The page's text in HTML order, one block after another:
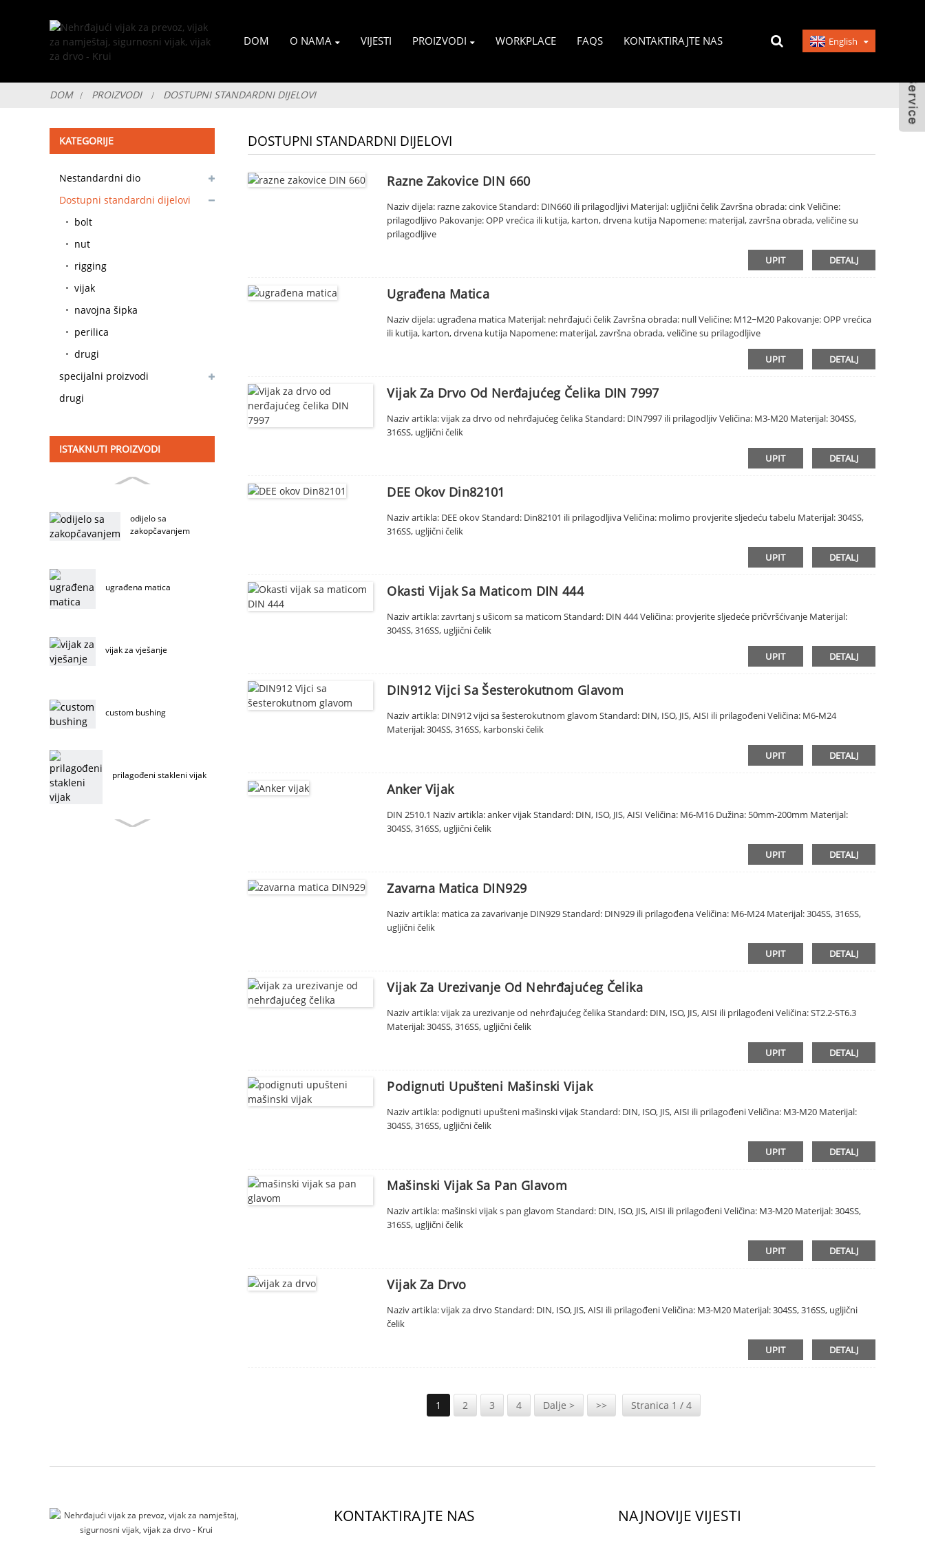
DOM O NAMA VIJESTI PROIZVODI WORKPLACE FAQS KONTAKTIRAJTE NAS English
DOM PROIZVODI DOSTUPNI STANDARDNI DIJELOVI
KATEGORIJE
Nestandardni dio
prilagodljiv
Dostupni standardni dijelovi
bolt
nut
rigging
vijak
navojna šipka
perilica
drugi
specijalni proizvodi
drugi
ISTAKNUTI PROIZVODI
odijelo sa
zakopčavanjem
ugrađena matica
vijak za vješanje
custom bushing
prilagođeni stakleni vijak
DIN912 Vijci sa
šesterokutnom
glavom
DOSTUPNI STANDARDNI DIJELOVI
Razne Zakovice DIN 660
Naziv dijela: razne zakovice Standard: DIN660 ili prilagodljivi Materijal: ugljični čelik Završna obrada: cink Veličine:
prilagodljivo Pakovanje: OPP vrećica ili kutija, karton, drvena kutija Napomene: materijal, završna obrada, veličine su
prilagodljive
UPIT DETALJ
Ugrađena Matica
Naziv dijela: ugrađena matica Materijal: nehrđajući čelik Završna obrada: null Veličine: M12~M20 Pakovanje: OPP vrećica
ili kutija, karton, drvena kutija Napomene: materijal, završna obrada, veličine su prilagodljive
UPIT DETALJ
Vijak Za Drvo Od Nerđajućeg Čelika DIN 7997
Naziv artikla: vijak za drvo od nehrđajućeg čelika Standard: DIN7997 ili prilagodljiv Veličina: M3-M20 Materijal: 304SS,
316SS, ugljični čelik
UPIT DETALJ
DEE Okov Din82101
Naziv artikla: DEE okov Standard: Din82101 ili prilagodljiva Veličina: molimo provjerite sljedeću tabelu Materijal: 304SS,
316SS, ugljični čelik
UPIT DETALJ
Okasti Vijak Sa Maticom DIN 444
Naziv artikla: zavrtanj s ušicom sa maticom Standard: DIN 444 Veličina: provjerite sljedeće pričvršćivanje Materijal:
304SS, 316SS, ugljični čelik
UPIT DETALJ
DIN912 Vijci Sa Šesterokutnom Glavom
Naziv artikla: DIN912 vijci sa šesterokutnom glavom Standard: DIN, ISO, JIS, AISI ili prilagođeni Veličina: M6-M24
Materijal: 304SS, 316SS, karbonski čelik
UPIT DETALJ
Anker Vijak
DIN 2510.1 Naziv artikla: anker vijak Standard: DIN, ISO, JIS, AISI Veličina: M6-M16 Dužina: 50mm-200mm Materijal:
304SS, 316SS, ugljični čelik
UPIT DETALJ
Zavarna Matica DIN929
Naziv artikla: matica za zavarivanje DIN929 Standard: DIN929 ili prilagođena Veličina: M6-M24 Materijal: 304SS, 316SS,
ugljični čelik
UPIT DETALJ
Vijak Za Urezivanje Od Nehrđajućeg Čelika
Naziv artikla: vijak za urezivanje od nehrđajućeg čelika Standard: DIN, ISO, JIS, AISI ili prilagođeni Veličina: ST2.2-ST6.3
Materijal: 304SS, 316SS, ugljični čelik
UPIT DETALJ
Podignuti Upušteni Mašinski Vijak
Naziv artikla: podignuti upušteni mašinski vijak Standard: DIN, ISO, JIS, AISI ili prilagođeni Veličina: M3-M20 Materijal:
304SS, 316SS, ugljični čelik
UPIT DETALJ
Mašinski Vijak Sa Pan Glavom
Naziv artikla: mašinski vijak s pan glavom Standard: DIN, ISO, JIS, AISI ili prilagođeni Veličina: M3-M20 Materijal: 304SS,
316SS, ugljični čelik
UPIT DETALJ
Vijak Za Drvo
Naziv artikla: vijak za drvo Standard: DIN, ISO, JIS, AISI ili prilagođeni Veličina: M3-M20 Materijal: 304SS, 316SS, ugljični
čelik
UPIT DETALJ
1 2 3 4 Dalje > >> Stranica 1 / 4
KONTAKTIRAJTE NAS NAJNOVIJE VIJESTI